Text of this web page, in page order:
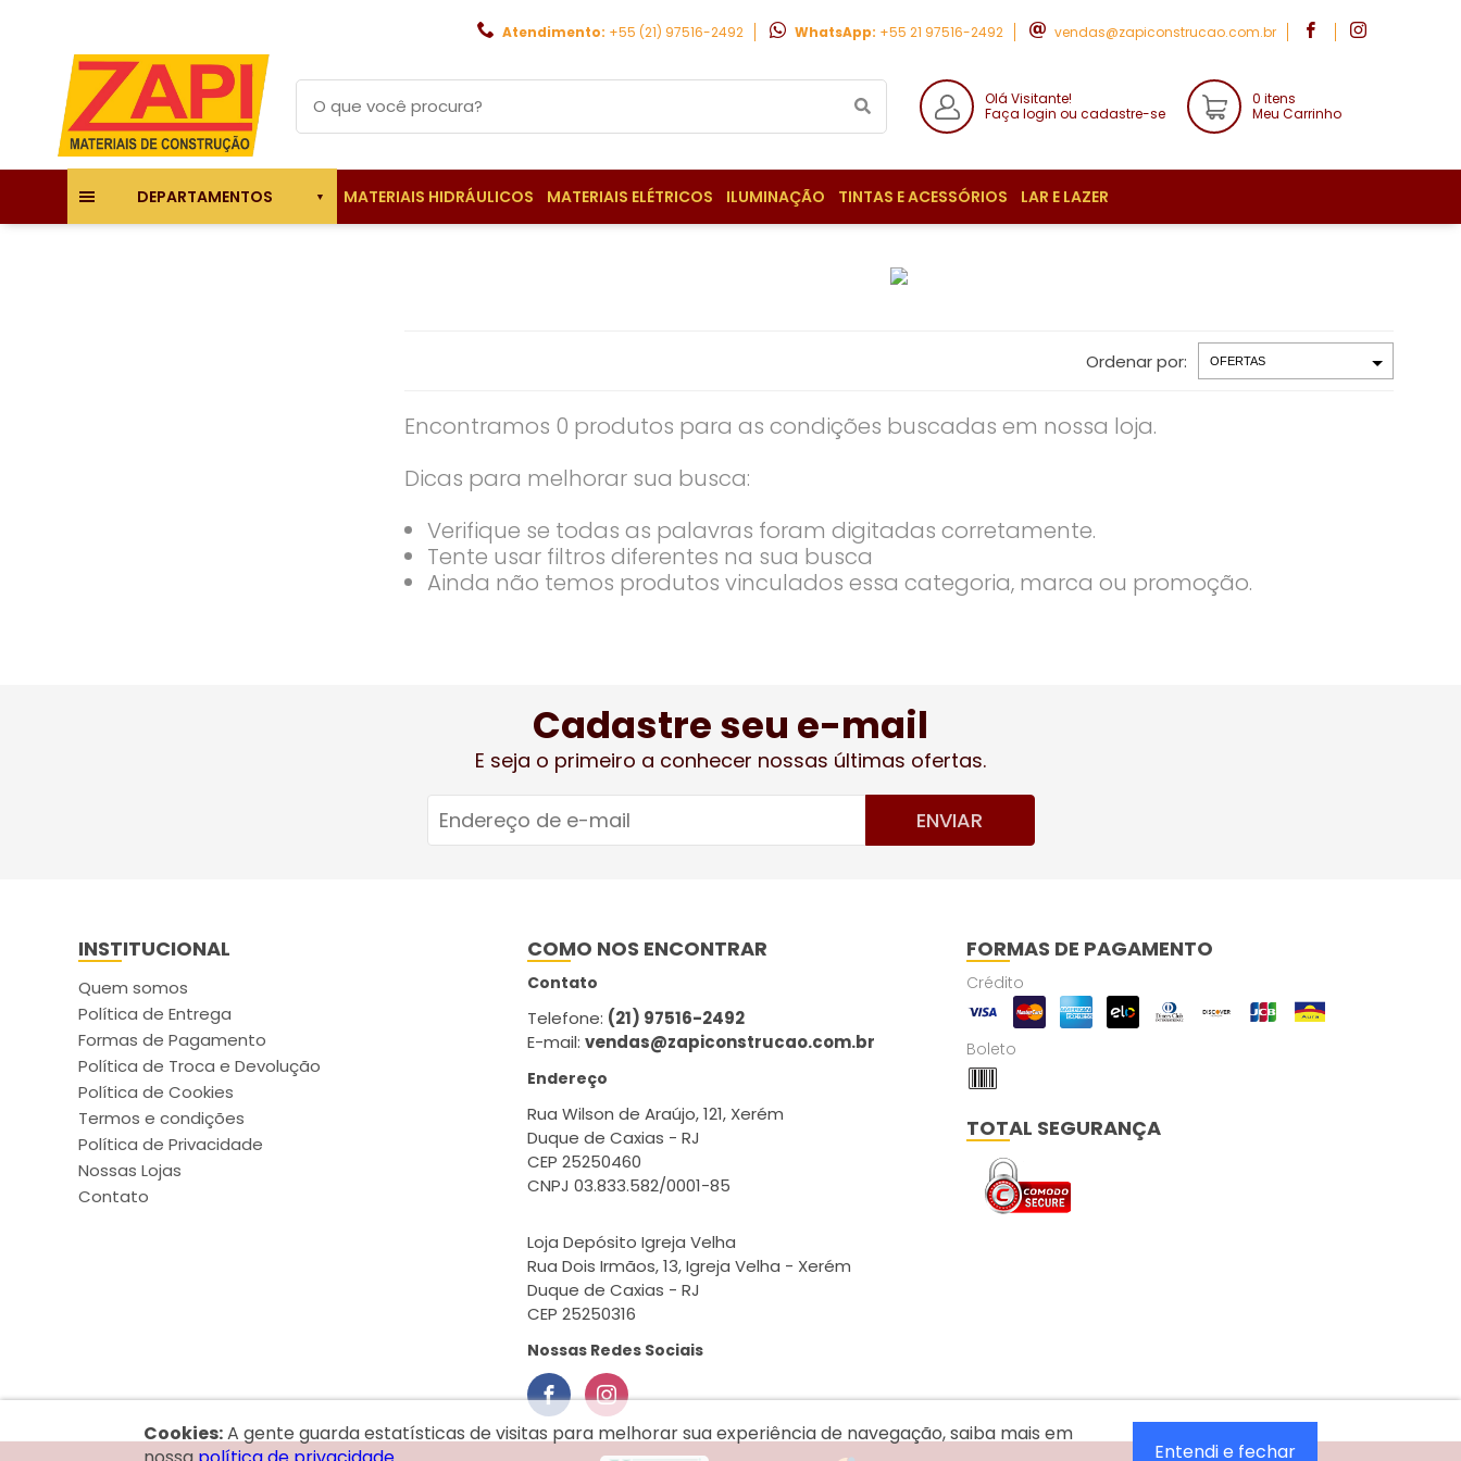
Atendimento: +55 (21) 97516-2492 WhatsApp: +55 21 97516-2492 vendas@zapiconstrucao.com.br
Olá Visitante!
Faça login ou cadastre-se
0 itens
Meu Carrinho
DEPARTAMENTOS MATERIAIS HIDRÁULICOS MATERIAIS ELÉTRICOS ILUMINAÇÃO TINTAS E ACESSÓRIOS LAR E LAZER
Ordenar por:
Encontramos 0 produtos para as condições buscadas em nossa loja.
Dicas para melhorar sua busca:
Verifique se todas as palavras foram digitadas corretamente.
Tente usar filtros diferentes na sua busca
Ainda não temos produtos vinculados essa categoria, marca ou promoção.
Cadastre seu e-mail
E seja o primeiro a conhecer nossas últimas ofertas.
ENVIAR
INSTITUCIONAL
Quem somos
Política de Entrega
Formas de Pagamento
Política de Troca e Devolução
Política de Cookies
Termos e condições
Política de Privacidade
Nossas Lojas
Contato
COMO NOS ENCONTRAR
Contato
Telefone: (21) 97516-2492
E-mail:vendas@zapiconstrucao.com.br
Endereço
Rua Wilson de Araújo, 121, Xerém
Duque de Caxias - RJ
CEP 25250460
CNPJ 03.833.582/0001-85
Loja Depósito Igreja Velha
Rua Dois Irmãos, 13, Igreja Velha - Xerém
Duque de Caxias - RJ
CEP 25250316
Nossas Redes Sociais
FORMAS DE PAGAMENTO
Crédito
Boleto
TOTAL SEGURANÇA
Cookies:A gente guarda estatísticas de visitas para melhorar sua experiência de navegação, saiba mais em
Entendi e fechar